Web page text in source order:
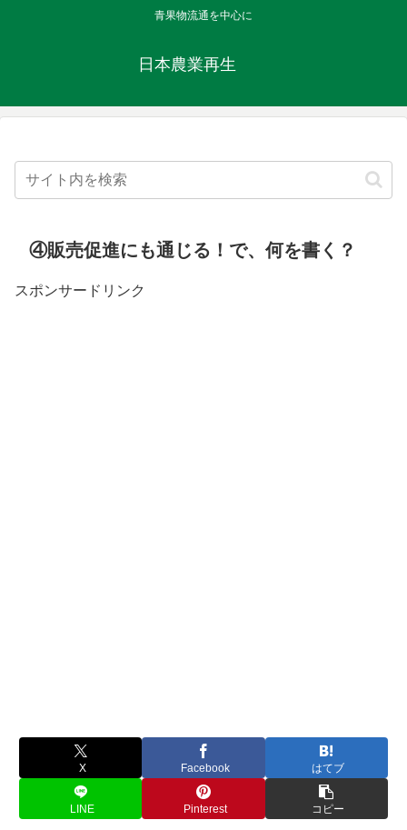
青果物流通を中心に
日本農業再生
④販売促進にも通じる！で、何を書く？
スポンサードリンク
X Facebook はてブ
LINE Pinterest コピー